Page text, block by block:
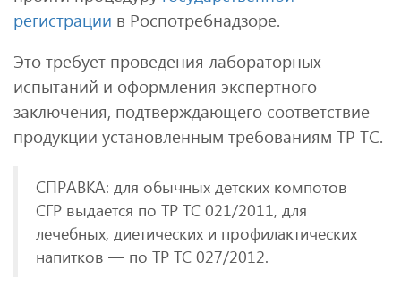
регистрации в Роспотребнадзоре.
Это требует проведения лабораторных
испытаний и оформления экспертного
заключения, подтверждающего соответствие
продукции установленным требованиям ТР ТС.
СПРАВКА: для обычных детских компотов
СГР выдается по ТР ТС 021/2011, для
лечебных, диетических и профилактических
напитков — по ТР ТС 027/2012.